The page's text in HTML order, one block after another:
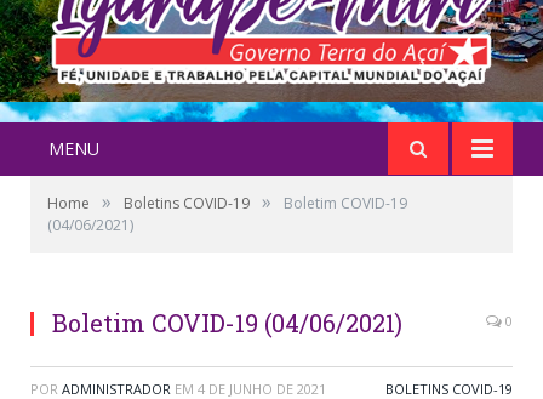
MENU
Home » Boletins COVID-19 »
Boletim COVID-19
(04/06/2021)
Boletim COVID-19 (04/06/2021) 0
POR ADMINISTRADOR EM 4 DE JUNHO DE 2021 BOLETINS COVID-19